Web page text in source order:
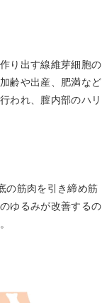
り出す線維芽細胞の
齢や出産、肥満など
われ、膣内部のハリ
の筋肉を引き締め筋
ゆるみが改善するの